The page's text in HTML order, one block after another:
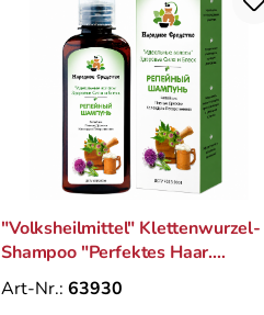
"Volksheilmittel" Klettenwurzel-
Shampoo "Perfektes Haar.
Gesundheit, Kraft und Glanz", 200
ml
Art-Nr.: 63930